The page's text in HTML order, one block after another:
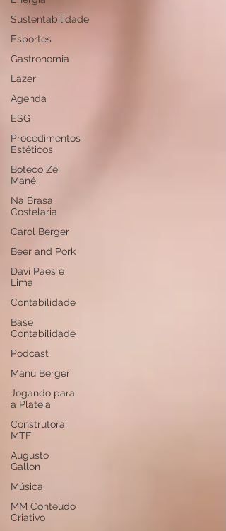
Sustentabilidade
Esportes
Gastronomia
Lazer
Agenda
ESG
Procedimentos
Estéticos
Boteco Zé
Mané
Na Brasa
Costelaria
Carol Berger
Beer and Pork
Davi Paes e
Lima
Contabilidade
Base
Contabilidade
Podcast
Manu Berger
Jogando para
a Plateia
Construtora
MTF
Augusto
Gallon
Música
MM Conteúdo
Criativo